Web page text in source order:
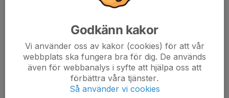
Godkänn kakor
Vi använder oss av kakor (cookies) för att vår
webbplats ska fungera bra för dig. De används
även för webbanalys i syfte att hjälpa oss att
förbättra våra tjänster.
Så använder vi cookies